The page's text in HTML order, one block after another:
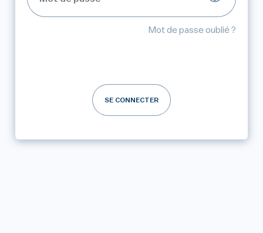
Mot de passe oublié ?
SE CONNECTER